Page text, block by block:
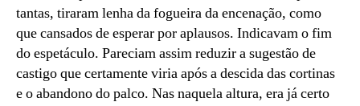
tantas, tiraram lenha da fogueira da encenação, como
que cansados de esperar por aplausos. Indicavam o fim
do espetáculo. Pareciam assim reduzir a sugestão de
castigo que certamente viria após a descida das cortinas
e o abandono do palco. Nas naquela altura, era já certo